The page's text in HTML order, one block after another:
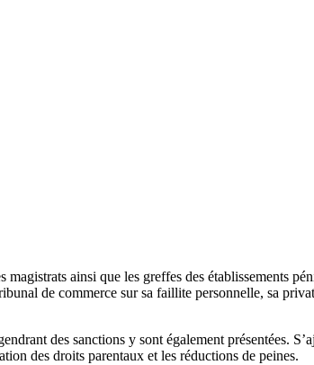
ainsi que les greffes des établissements
de commerce sur sa faillite personnelle, sa
des sanctions y sont également présentées.
des droits parentaux et les réductions de peines.